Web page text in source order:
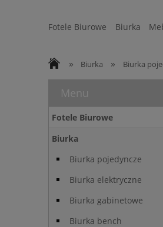
Fotele Biurowe Biurka
» Biurka » Biurka
Menu
Fotele Biurowe
Biurka
Biurka pojedyncze
Biurka elektryczne
Biurka gabinetowe
Biurka bench